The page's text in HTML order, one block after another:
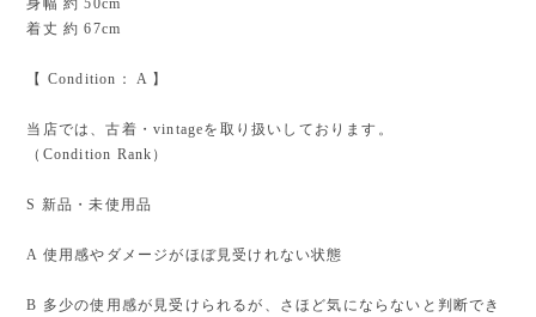
身幅 約 50cm
着丈 約 67cm
【 Condition： A 】
当店では、古着・vintageを取り扱いしております。
（Condition Rank）
S 新品・未使用品
A 使用感やダメージがほぼ見受けれない状態
B 多少の使用感が見受けられるが、さほど気にならないと判断でき